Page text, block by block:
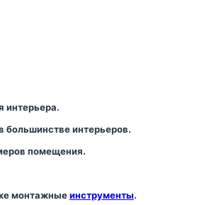
интерьера.
большинстве интерьеров.
помещения.
монтажныеинструменты.